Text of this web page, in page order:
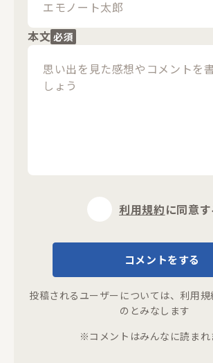
本文 必須
利用規約に同意す
コメントをする
投稿されるユーザーについては、 利用規
のとみなします
※コメントはみんなに読まれ